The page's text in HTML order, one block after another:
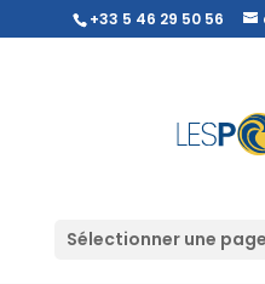
+33 5 46 29 50 56
Sélectionner une page